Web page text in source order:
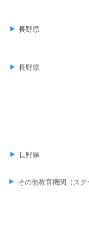
長野県
長野県
長野県
その他教育機関（スク